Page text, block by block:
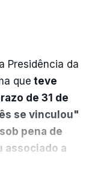
Presidência da
que teve
de 31 de
se vinculou"
pena de
associado a